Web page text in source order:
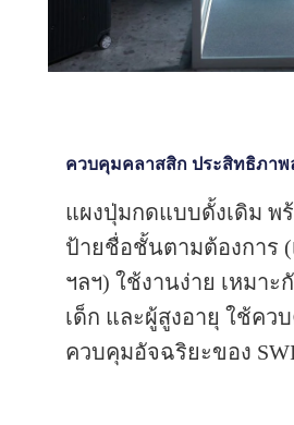
ควบคุมคลาสสิก ประสิทธิภาพ
แผงปุ่มกดแบบดั้งเดิม พ
ป้ายชื่อชั้นตามต้องการ (
ฯลฯ) ใช้งานง่าย เหมาะ
เด็ก และผู้สูงอายุ ใช้คว
ควบคุมอัจฉริยะของ